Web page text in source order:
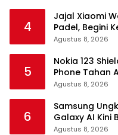
4
Jajal Xiaomi
Padel, Begini
Agustus 8, 2026
5
Nokia 123
Phone Tahan
Agustus 8, 2026
6
Samsung
Galaxy AI Kini
Agustus 8, 2026